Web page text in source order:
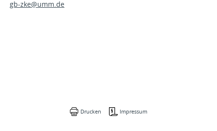
gb-zke@umm.de
Drucken Impressum